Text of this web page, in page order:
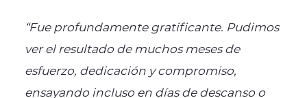
“Fue profundamente gratificante. Pudimos
ver el resultado de muchos meses de
esfuerzo, dedicación y compromiso,
ensayando incluso en días de descanso o